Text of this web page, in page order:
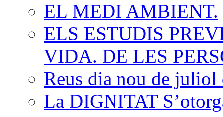
EL MEDI AMBIENT.
ELS ESTUDIS
VIDA. DE LES
Reus dia nou de juliol
La DIGNITAT